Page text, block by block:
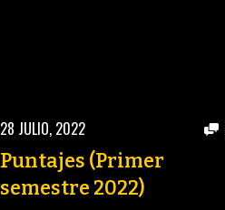
28 JULIO, 2022
Puntajes (Primer
semestre 2022)